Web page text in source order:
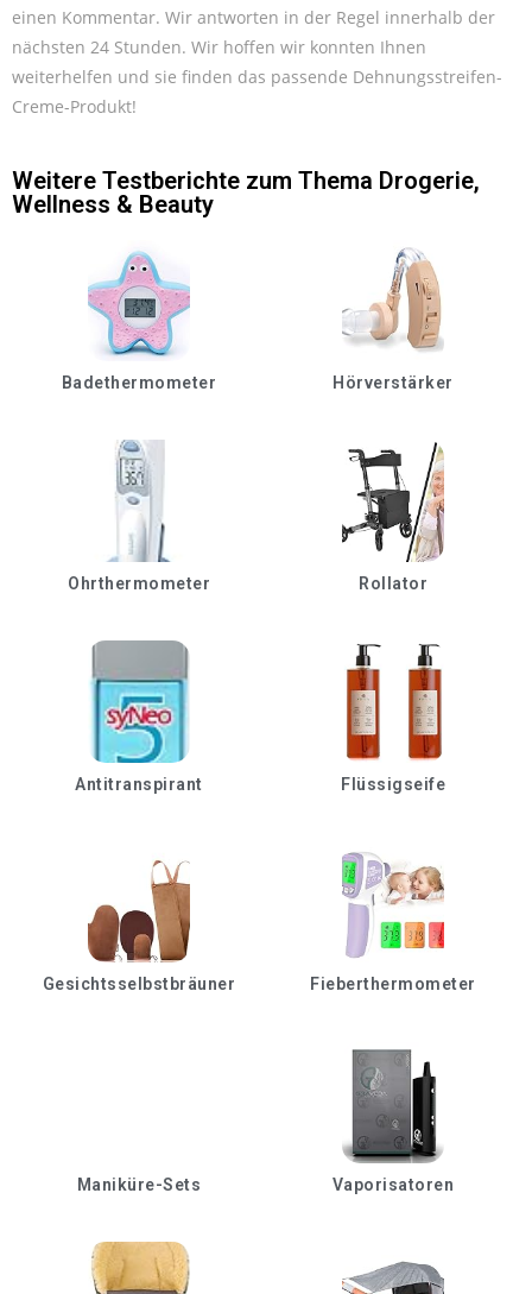
einen Kommentar. Wir antworten in der Regel innerhalb der
nächsten 24 Stunden. Wir hoffen wir konnten Ihnen
weiterhelfen und sie finden das passende Dehnungsstreifen-
Creme-Produkt!
Weitere Testberichte zum Thema Drogerie,
Wellness & Beauty
Badethermometer Hörverstärker
Ohrthermometer Rollator
Antitranspirant Flüssigseife
Gesichtsselbstbräuner Fieberthermometer
Maniküre-Sets Vaporisatoren